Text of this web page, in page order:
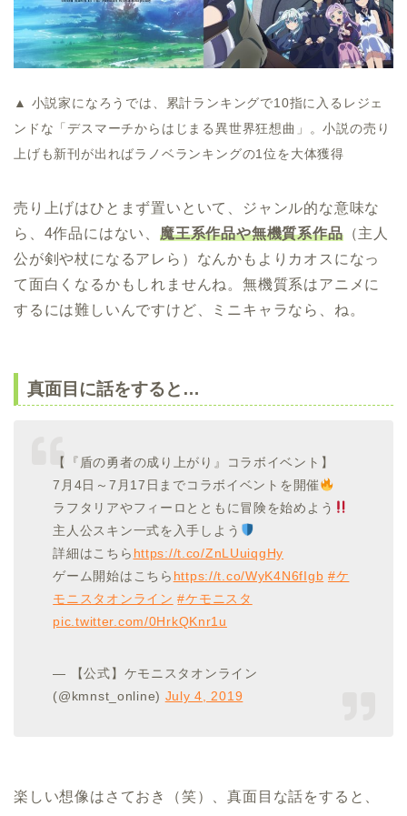
▲ 小説家になろうでは、累計ランキングで10指に入るレジェ
ンドな「デスマーチからはじまる異世界狂想曲」。小説の売り
上げも新刊が出ればラノベランキングの1位を大体獲得
売り上げはひとまず置いといて、ジャンル的な意味な
ら、4作品にはない、 魔王系作品や無機質系作品（主人
公が剣や杖になるアレら）なんかもよりカオスになっ
て面白くなるかもしれませんね。無機質系はアニメに
するには難しいんですけど、ミニキャラなら、ね。
真面目に話をすると…
【『盾の勇者の成り上がり』コラボイベント】
7月4日～7月17日までコラボイベントを開催
ラフタリアやフィーロとともに冒険を始めよう
主人公スキン一式を入手しよう
詳細はこちら https://t.co/ZnLUuiqgHy
ゲーム開始はこちら https://t.co/WyK4N6fIgb #ケ
モニスタオンライン #ケモニスタ
pic.twitter.com/0HrkQKnr1u
— 【公式】ケモニスタオンライン
(@kmnst_online) July 4, 2019
楽しい想像はさておき（笑）、真面目な話をすると、